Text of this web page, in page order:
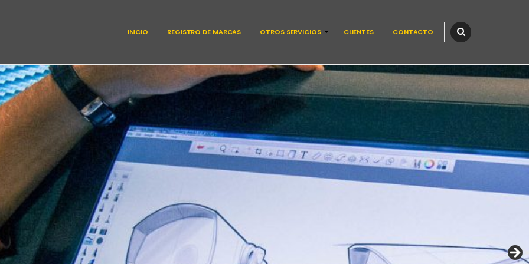
INICIO REGISTRO DE MARCAS OTROS SERVICIOS CLIENTES CONTACTO